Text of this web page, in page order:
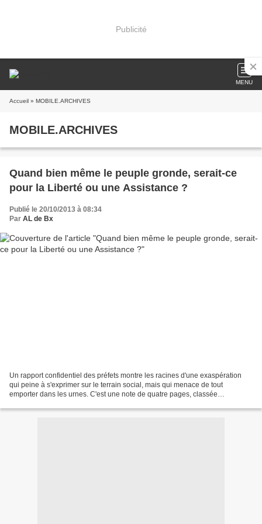
Publicité
MENU
Accueil » MOBILE.ARCHIVES
MOBILE.ARCHIVES
Quand bien même le peuple gronde, serait-ce
pour la Liberté ou une Assistance ?
Publié le 20/10/2013 à 08:34
Par AL de Bx
Un rapport confidentiel des préfets montre les racines d'une exaspération
qui peine à s'exprimer sur le terrain social, mais qui menace de tout
emporter dans les urnes. C'est une note de quatre pages, classée